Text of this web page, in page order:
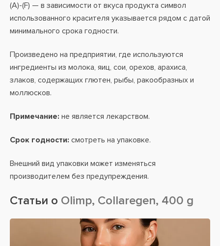
(A)-(F) — в зависимости от вкуса продукта символ
использованного красителя указывается рядом с датой
минимального срока годности.
Произведено на предприятии, где используются
ингредиенты из молока, яиц, сои, орехов, арахиса,
злаков, содержащих глютен, рыбы, ракообразных и
моллюсков.
Примечание: не является лекарством.
Срок годности: смотреть на упаковке.
Внешний вид упаковки может изменяться
производителем без предупреждения.
Статьи о Olimp, Collaregen, 400 g